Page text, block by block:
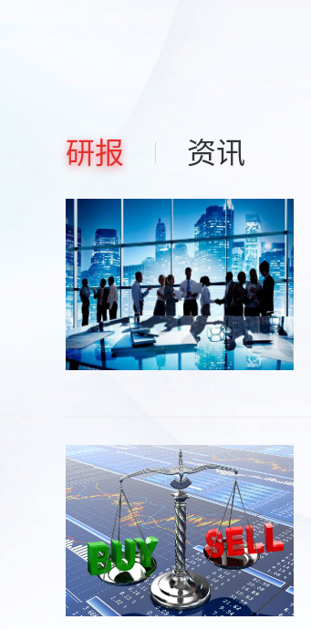
研报 资讯